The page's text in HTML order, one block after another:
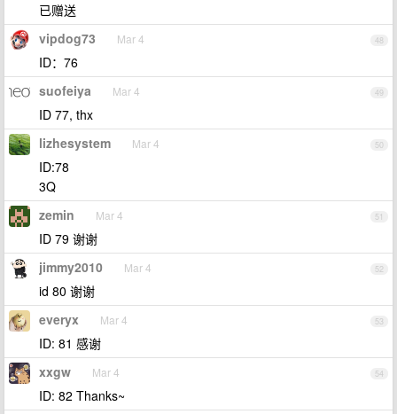
已赠送
48
vipdog73 Mar 4
ID：76
49
suofeiya Mar 4
ID 77, thx
50
lizhesystem Mar 4
ID:78
3Q
51
zemin Mar 4
ID 79 谢谢
52
jimmy2010 Mar 4
id 80 谢谢
53
everyx Mar 4
ID: 81 感谢
54
xxgw Mar 4
ID: 82 Thanks~